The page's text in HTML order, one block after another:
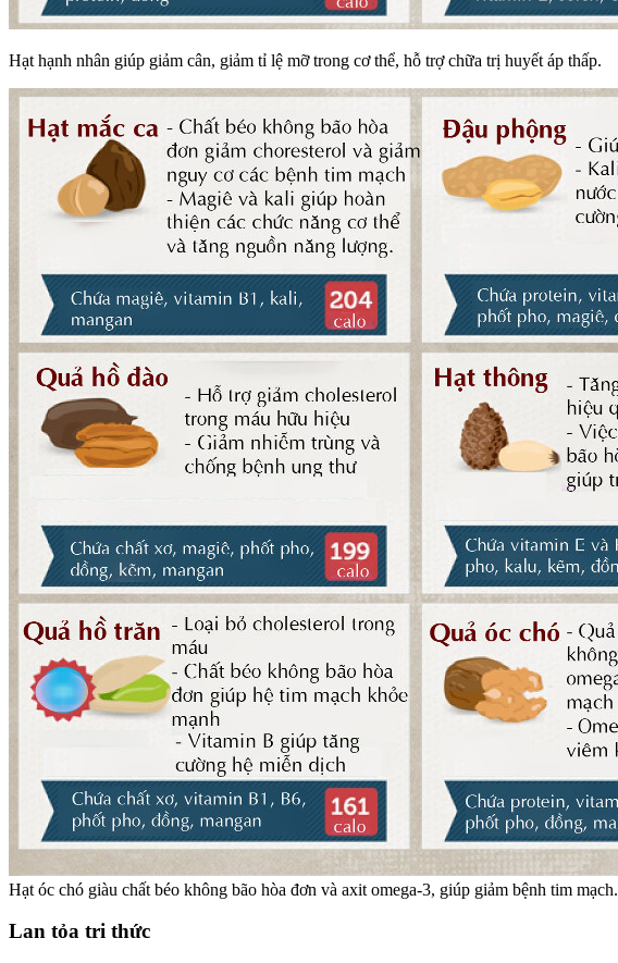
Hạt hạnh nhân giúp giảm cân, giảm tỉ lệ mỡ trong cơ thể, hỗ trợ chữa trị huyết áp thấp.
Hạt óc chó giàu chất béo không bão hòa đơn và axit omega-3, giúp giảm bệnh tim mạch.
Lan tỏa tri thức